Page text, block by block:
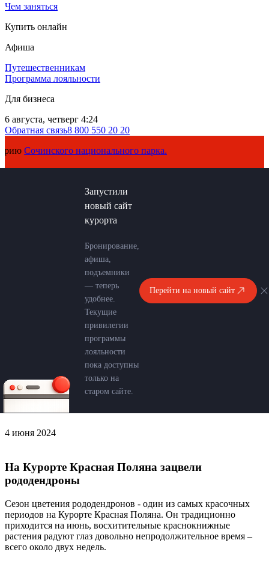
Чем заняться
Купить онлайн
Афиша
Путешественникам
Программа лояльности
Для бизнеса
6 августа, четверг 4:24
Обратная связь8 800 550 20 20
национального парка.
Запустили
новый сайт
курорта
Бронирование,
афиша,
подъемники
— теперь
удобнее.
Текущие
привилегии
программы
лояльности
пока доступны
только на
старом сайте.
Перейти на новый сайт
4 июня 2024
На Курорте Красная Поляна зацвели
рододендроны
Сезон цветения рододендронов - один из самых красочных
периодов на Курорте Красная Поляна. Он традиционно
приходится на июнь, восхитительные краснокнижные
растения радуют глаз довольно непродолжительное время –
всего около двух недель.